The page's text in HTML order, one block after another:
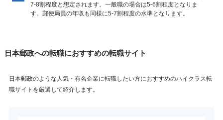
7-8割程度と想定されます。一般職の場合は5-6割程度となりま
す。郵便局員の年収も同様に5-7割程度の水準となります。
日本郵政への転職におすすめの転職サイト
日本郵政のような人気・有名企業に転職したい方におすすめのハイクラス転
職サイトを厳選して紹介します。